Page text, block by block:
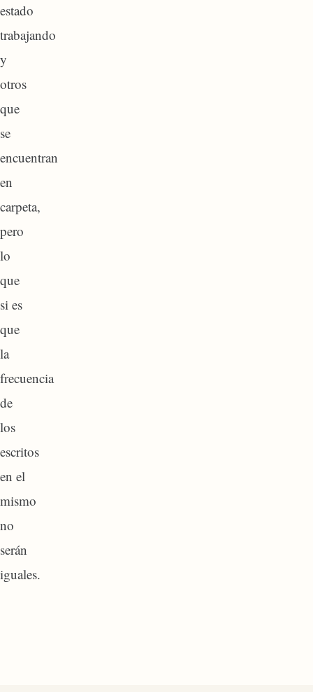
estado
trabajando
y
otros
que
se
encuentran
en
carpeta,
pero
lo
que
si es
que
la
frecuencia
de
los
escritos
en el
mismo
no
serán
iguales.